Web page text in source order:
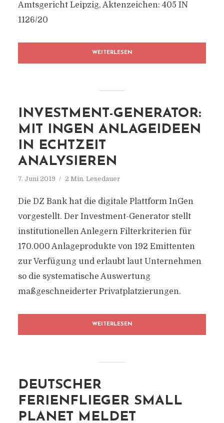
Amtsgericht Leipzig, Aktenzeichen: 405 IN
1126/20
WEITERLESEN
INVESTMENT-GENERATOR:
MIT INGEN ANLAGEIDEEN
IN ECHTZEIT
ANALYSIEREN
7. Juni 2019 2 Min. Lesedauer
Die DZ Bank hat die digitale Plattform InGen
vorgestellt. Der Investment-Generator stellt
institutionellen Anlegern Filterkriterien für
170.000 Anlageprodukte von 192 Emittenten
zur Verfügung und erlaubt laut Unternehmen
so die systematische Auswertung
maßgeschneiderter Privatplatzierungen.
WEITERLESEN
DEUTSCHER
FERIENFLIEGER SMALL
PLANET MELDET